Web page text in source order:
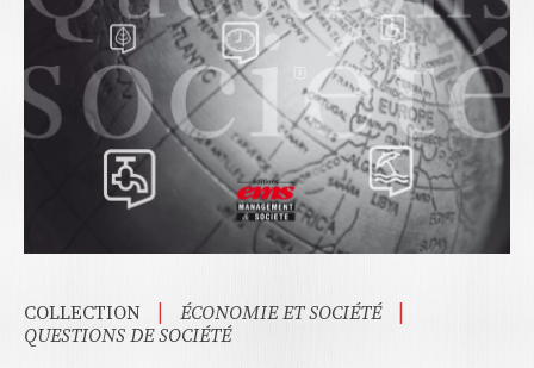
COLLECTION | ÉCONOMIE ET SOCIÉTÉ |
QUESTIONS DE SOCIÉTÉ